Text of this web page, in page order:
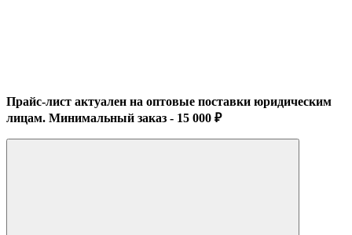
Прайс-лист актуален на оптовые поставки юридическим
лицам. Минимальный заказ - 15 000 ₽